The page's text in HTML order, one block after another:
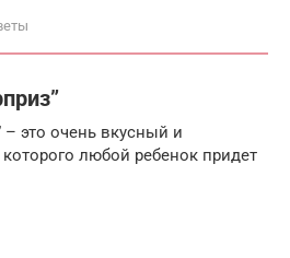
– это очень вкусный и
любой ребенок придет